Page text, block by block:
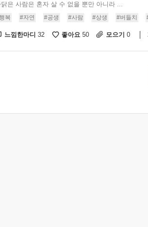
닭은 사람은 혼자 살 수 없을 뿐만 아니라 ...
복 #자연 #공생 #사람 #상생 #버들치
느낌한마디 32 좋아요 50 모으기 0